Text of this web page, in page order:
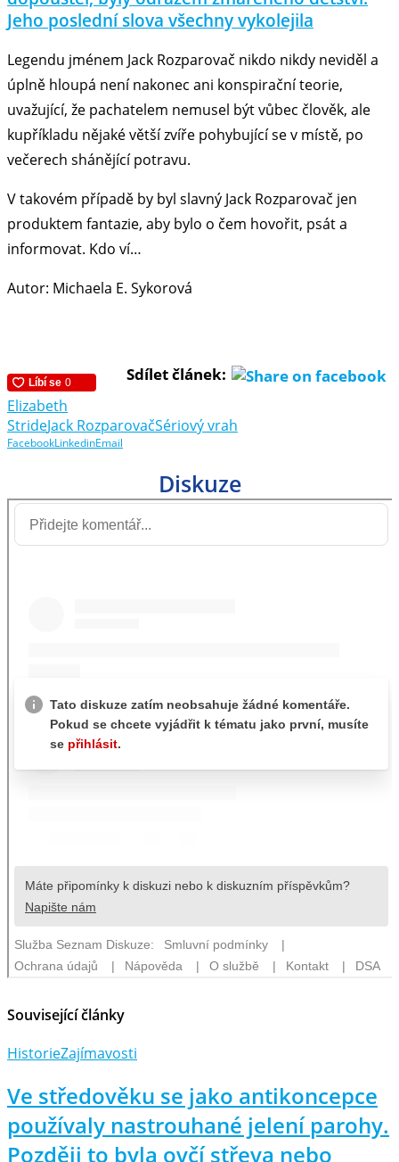
Jeho poslední slova všechny vykolejila
Legendu jménem Jack Rozparovač nikdo nikdy neviděl a
úplně hloupá není nakonec ani konspirační teorie,
uvažující, že pachatelem nemusel být vůbec člověk, ale
kupříkladu nějaké větší zvíře pohybující se v místě, po
večerech shánějící potravu.
V takovém případě by byl slavný Jack Rozparovač jen
produktem fantazie, aby bylo o čem hovořit, psát a
informovat. Kdo ví…
Autor: Michaela E. Sykorová
Sdílet článek:
Elizabeth
StrideJack RozparovačSériový vrah
FacebookLinkedinEmail
Diskuze
Související články
HistorieZajímavosti
Ve středověku se jako antikoncepce
používaly nastrouhané jelení parohy.
Později to byla ovčí střeva nebo